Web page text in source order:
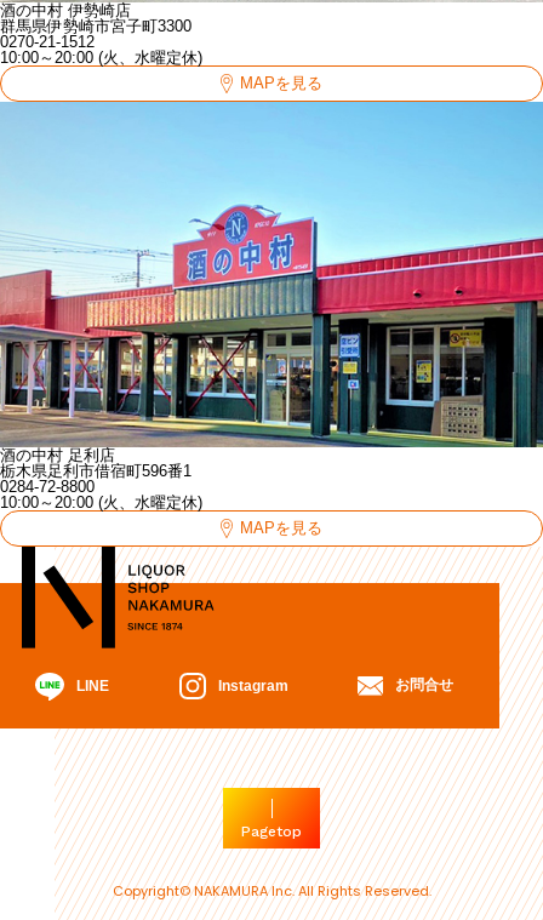
酒の中村 伊勢崎店
群馬県伊勢崎市宮子町3300
0270-21-1512
10:00～20:00 (火、水曜定休)
MAPを見る
酒の中村 足利店
栃木県足利市借宿町596番1
0284-72-8800
10:00～20:00 (火、水曜定休)
MAPを見る
LINE Instagram お問合せ
Pagetop
Copyright© NAKAMURA Inc. All Rights Reserved.